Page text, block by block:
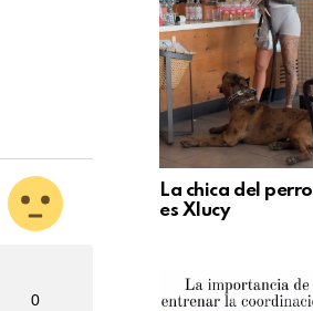
0
La chica del perro
es Xlucy